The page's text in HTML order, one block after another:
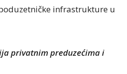
infrastrukture u
privatnim preduzećima i